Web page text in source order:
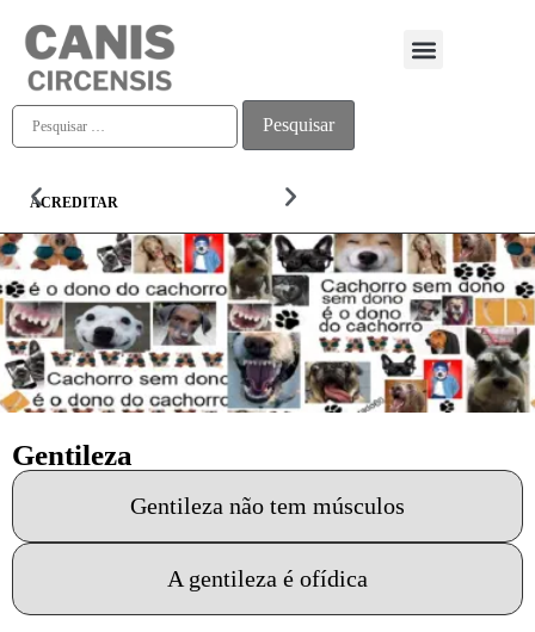
ACREDITAR
Gentileza
Gentileza não tem músculos
A gentileza é ofídica